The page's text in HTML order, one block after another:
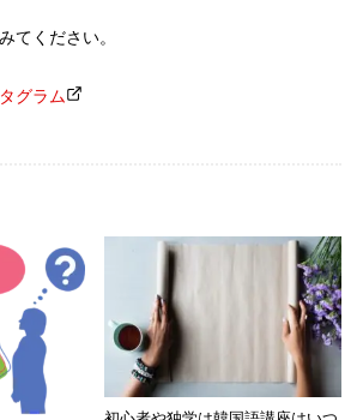
てください。
グラム